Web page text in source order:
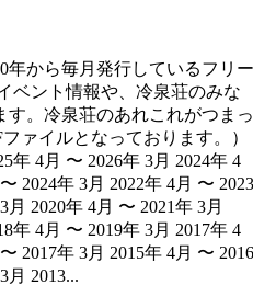
年から毎月発行しているフリー
ベント情報や、冷泉荘のみな
す。冷泉荘のあれこれがつまっ
ァイルとなっております。）
年 4月 〜 2026年 3月 2024年 4
2024年 3月 2022年 4月 〜 2023
2020年 4月 〜 2021年 3月
年 4月 〜 2019年 3月 2017年 4
2017年 3月 2015年 4月 〜 2016
月 2013...